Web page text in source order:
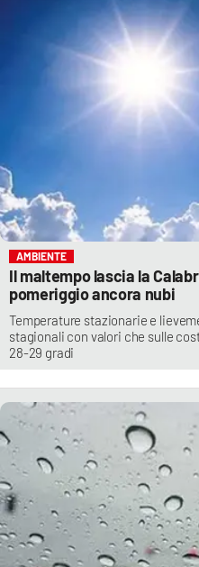
AMBIENTE
Il maltempo lascia la
pomeriggio ancora nubi
Temperature stazionarie e
stagionali con valori che sulle
28-29 gradi